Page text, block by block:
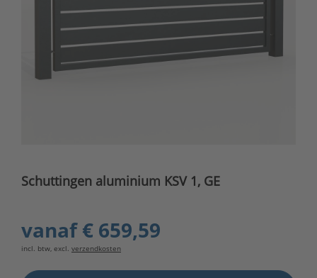
Schuttingen aluminium KSV 1, GE
vanaf€ 659,59
incl. btw, excl. verzendkosten